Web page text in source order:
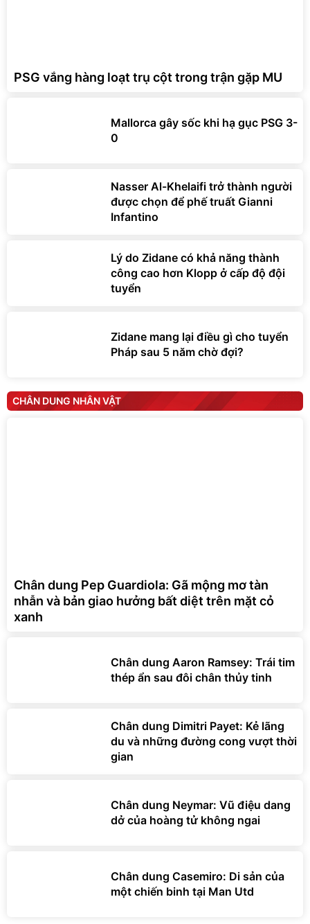
PSG vắng hàng loạt trụ cột trong trận gặp MU
Mallorca gây sốc khi hạ gục PSG 3-
0
Nasser Al-Khelaifi trở thành người
được chọn để phế truất Gianni
Infantino
Lý do Zidane có khả năng thành
công cao hơn Klopp ở cấp độ đội
tuyển
Zidane mang lại điều gì cho tuyển
Pháp sau 5 năm chờ đợi?
CHÂN DUNG NHÂN VẬT
Chân dung Pep Guardiola: Gã mộng mơ tàn
nhẫn và bản giao hưởng bất diệt trên mặt cỏ
xanh
Chân dung Aaron Ramsey: Trái tim
thép ẩn sau đôi chân thủy tinh
Chân dung Dimitri Payet: Kẻ lãng
du và những đường cong vượt thời
gian
Chân dung Neymar: Vũ điệu dang
dở của hoàng tử không ngai
Chân dung Casemiro: Di sản của
một chiến binh tại Man Utd